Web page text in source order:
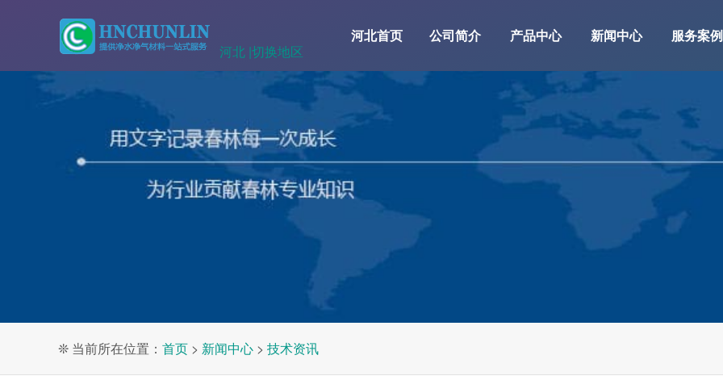
河北 |切换地区
河北首页 公司简介 产品中心 新闻中心 服务案例
❊ 当前所在位置： 首页 > 新闻中心 > 技术资讯